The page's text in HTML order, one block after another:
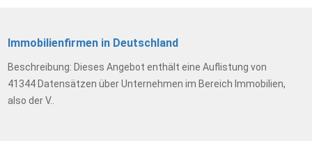
Immobilienfirmen in Deutschland
Beschreibung: Dieses Angebot enthält eine Auflistung von
41344 Datensätzen über Unternehmen im Bereich Immobilien,
also der V..